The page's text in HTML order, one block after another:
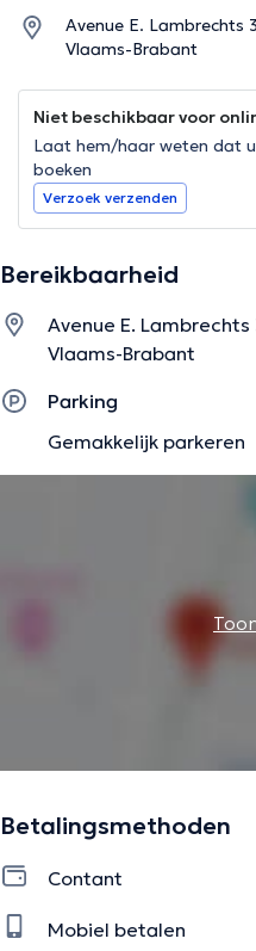
Avenue E. Lambrechts
Vlaams-Brabant
Niet beschikbaar voor
Laat hem/haar weten dat
boeken
Verzoek verzenden
Bereikbaarheid
Avenue E.
Vlaams-Brabant
Parking
Gemakkelijk parkeren
Betalingsmethoden
Contant
Mobiel betalen